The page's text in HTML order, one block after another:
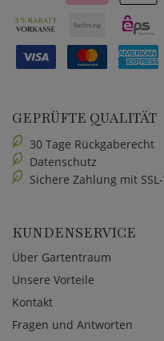
GEPRÜFTE QUALITÄT
30 Tage Rückgaberecht
Datenschutz
Sichere Zahlung mit
KUNDENSERVICE
Über Gartentraum
Unsere Vorteile
Kontakt
Fragen und Antworten